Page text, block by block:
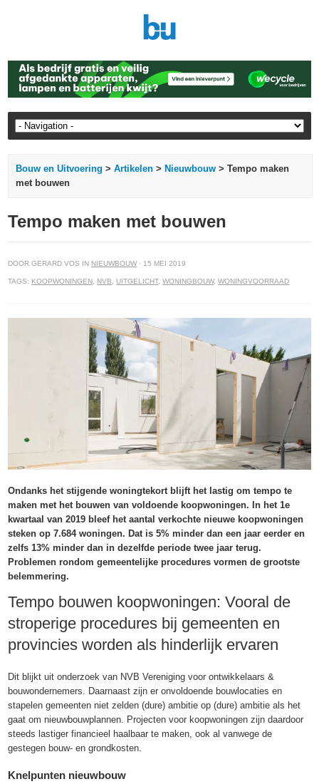
Bouw en Uitvoering >Artikelen > Nieuwbouw > Tempo maken
met bouwen
Tempo maken met bouwen
DOOR GERARD VOS IN NIEUWBOUW· 15 MEI 2019
TAGS: KOOPWONINGEN, NVB,UITGELICHT,WONINGBOUW,WONINGVOORRAAD
Ondanks het stijgende woningtekort blijft het lastig om tempo te
maken met het bouwen van voldoende koopwoningen. In het 1e
kwartaal van 2019 bleef het aantal verkochte nieuwe koopwoningen
steken op 7.684 woningen. Dat is 5% minder dan een jaar eerder en
zelfs 13% minder dan in dezelfde periode twee jaar terug.
Problemen rondom gemeentelijke procedures vormen de grootste
belemmering.
Tempo bouwen koopwoningen: Vooral de
stroperige procedures bij gemeenten en
provincies worden als hinderlijk ervaren
Dit blijkt uit onderzoek van NVB Vereniging voor ontwikkelaars &
bouwondernemers. Daarnaast zijn er onvoldoende bouwlocaties en
stapelen gemeenten niet zelden (dure) ambitie op (dure) ambitie als het
gaat om nieuwbouwplannen. Projecten voor koopwoningen zijn daardoor
steeds lastiger financieel haalbaar te maken, ook al vanwege de
gestegen bouw- en grondkosten.
Knelpunten nieuwbouw